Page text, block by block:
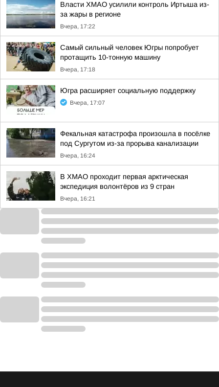
Власти ХМАО усилили контроль Иртыша из-
за жары в регионе
Вчера, 17:22
Самый сильный человек Югры попробует
протащить 10-тонную машину
Вчера, 17:18
Югра расширяет социальную поддержку
Вчера, 17:07
Фекальная катастрофа произошла в посёлке
под Сургутом из-за прорыва канализации
Вчера, 16:24
В ХМАО проходит первая арктическая
экспедиция волонтёров из 9 стран
Вчера, 16:21